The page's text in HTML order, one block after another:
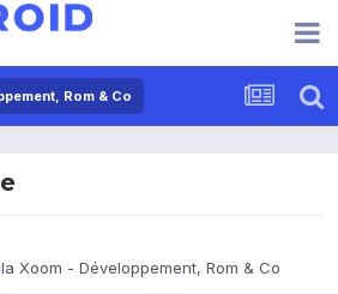
Rom & Co
Xoom - Développement, Rom & Co